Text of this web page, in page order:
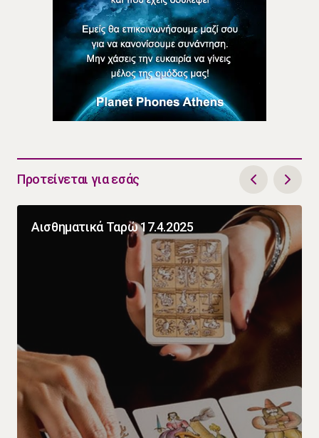
Προτείνεται για εσάς
Αισθηματικά Ταρώ 17.4.2025